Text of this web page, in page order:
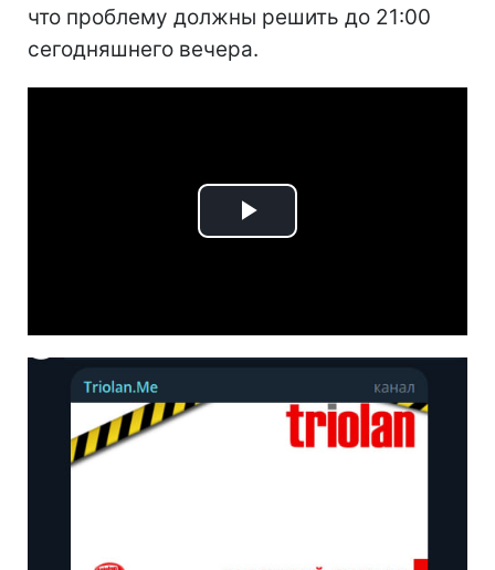
что проблему должны решить до 21:00
сегодняшнего вечера.
Play